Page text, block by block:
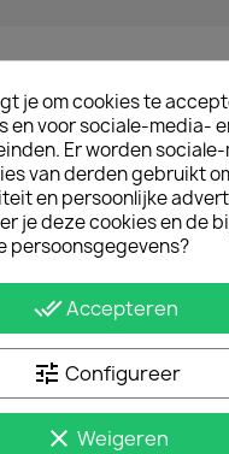
dakdragers /
om lange materialen op
2024+ te vervoeren.
vanonderhoudsvrij
De dakstaven
functioneel.
voor een
lange stugge materialen
geleverd met diffusers,
en een
je om cookies te
en voor sociale-media-
Er worden
van derden gebruikt
en persoonlijke
je deze cookies en de
persoonsgegevens?
done_allAccepteren
tune Configureer
clear Weigeren